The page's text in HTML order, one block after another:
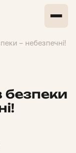
– небезпечні!
безпеки